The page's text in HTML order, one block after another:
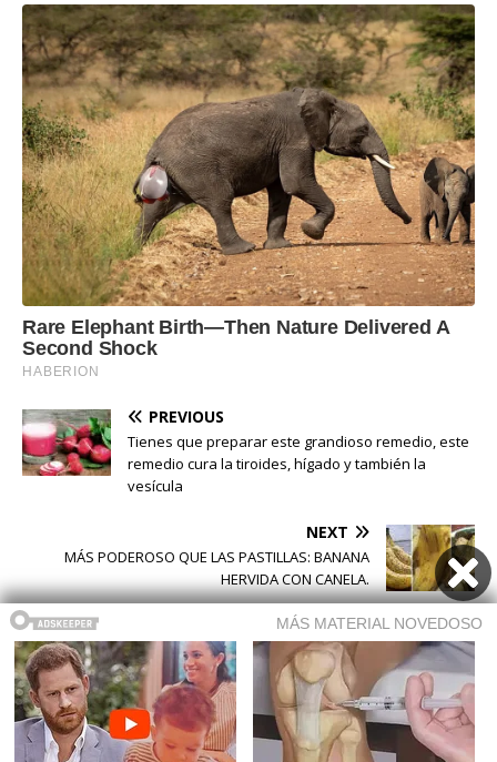
PREVIOUS
Tienes que preparar este grandioso remedio, este
remedio cura la tiroides, hígado y también la
vesícula
NEXT
MÁS PODEROSO QUE LAS PASTILLAS: BANANA
HERVIDA CON CANELA.
Buscar
Buscar